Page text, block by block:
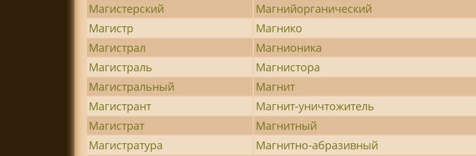
Магистерский
Магнийорганический
Магистр
Магнико
Магистрал
Магнионика
Магистраль
Магнистора
Магистральный
Магнит
Магистрант
Магнит-уничтожитель
Магистрат
Магнитный
Магистратура
Магнитно-абразивный